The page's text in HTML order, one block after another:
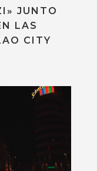
JUNTO
LAS
CITY